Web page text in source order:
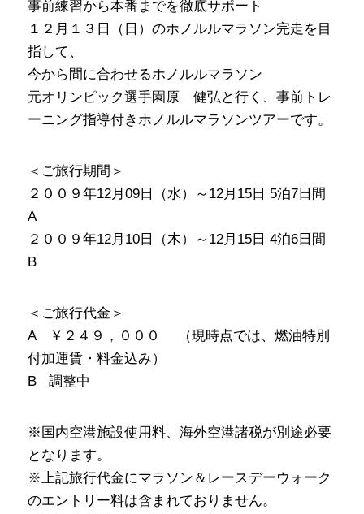
事前練習から本番までを徹底サポート
１２月１３日（日）のホノルルマラソン完走を目
指して、
今から間に合わせるホノルルマラソン
元オリンピック選手園原 健弘と行く、事前トレ
ーニング指導付きホノルルマラソンツアーです。
＜ご旅行期間＞
２００９年12月09日（水）～12月15日 5泊7日間
A
２００９年12月10日（木）～12月15日 4泊6日間
B
＜ご旅行代金＞
A ￥２４９，０００ （現時点では、燃油特別
付加運賃・料金込み）
B 調整中
※国内空港施設使用料、海外空港諸税が別途必要
となります。
※上記旅行代金にマラソン＆レースデーウォーク
のエントリー料は含まれておりません。